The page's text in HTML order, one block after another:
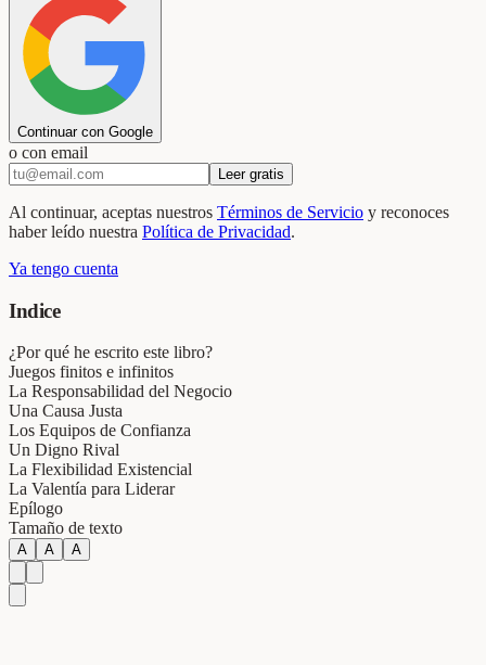
Continuar con Google
o con email
Leer gratis
Al continuar, aceptas nuestros Términos de Servicio y reconoces
haber leído nuestra Política de Privacidad.
Ya tengo cuenta
Indice
¿Por qué he escrito este libro?
Juegos finitos e infinitos
La Responsabilidad del Negocio
Una Causa Justa
Los Equipos de Confianza
Un Digno Rival
La Flexibilidad Existencial
La Valentía para Liderar
Epílogo
Tamaño de texto
A A A